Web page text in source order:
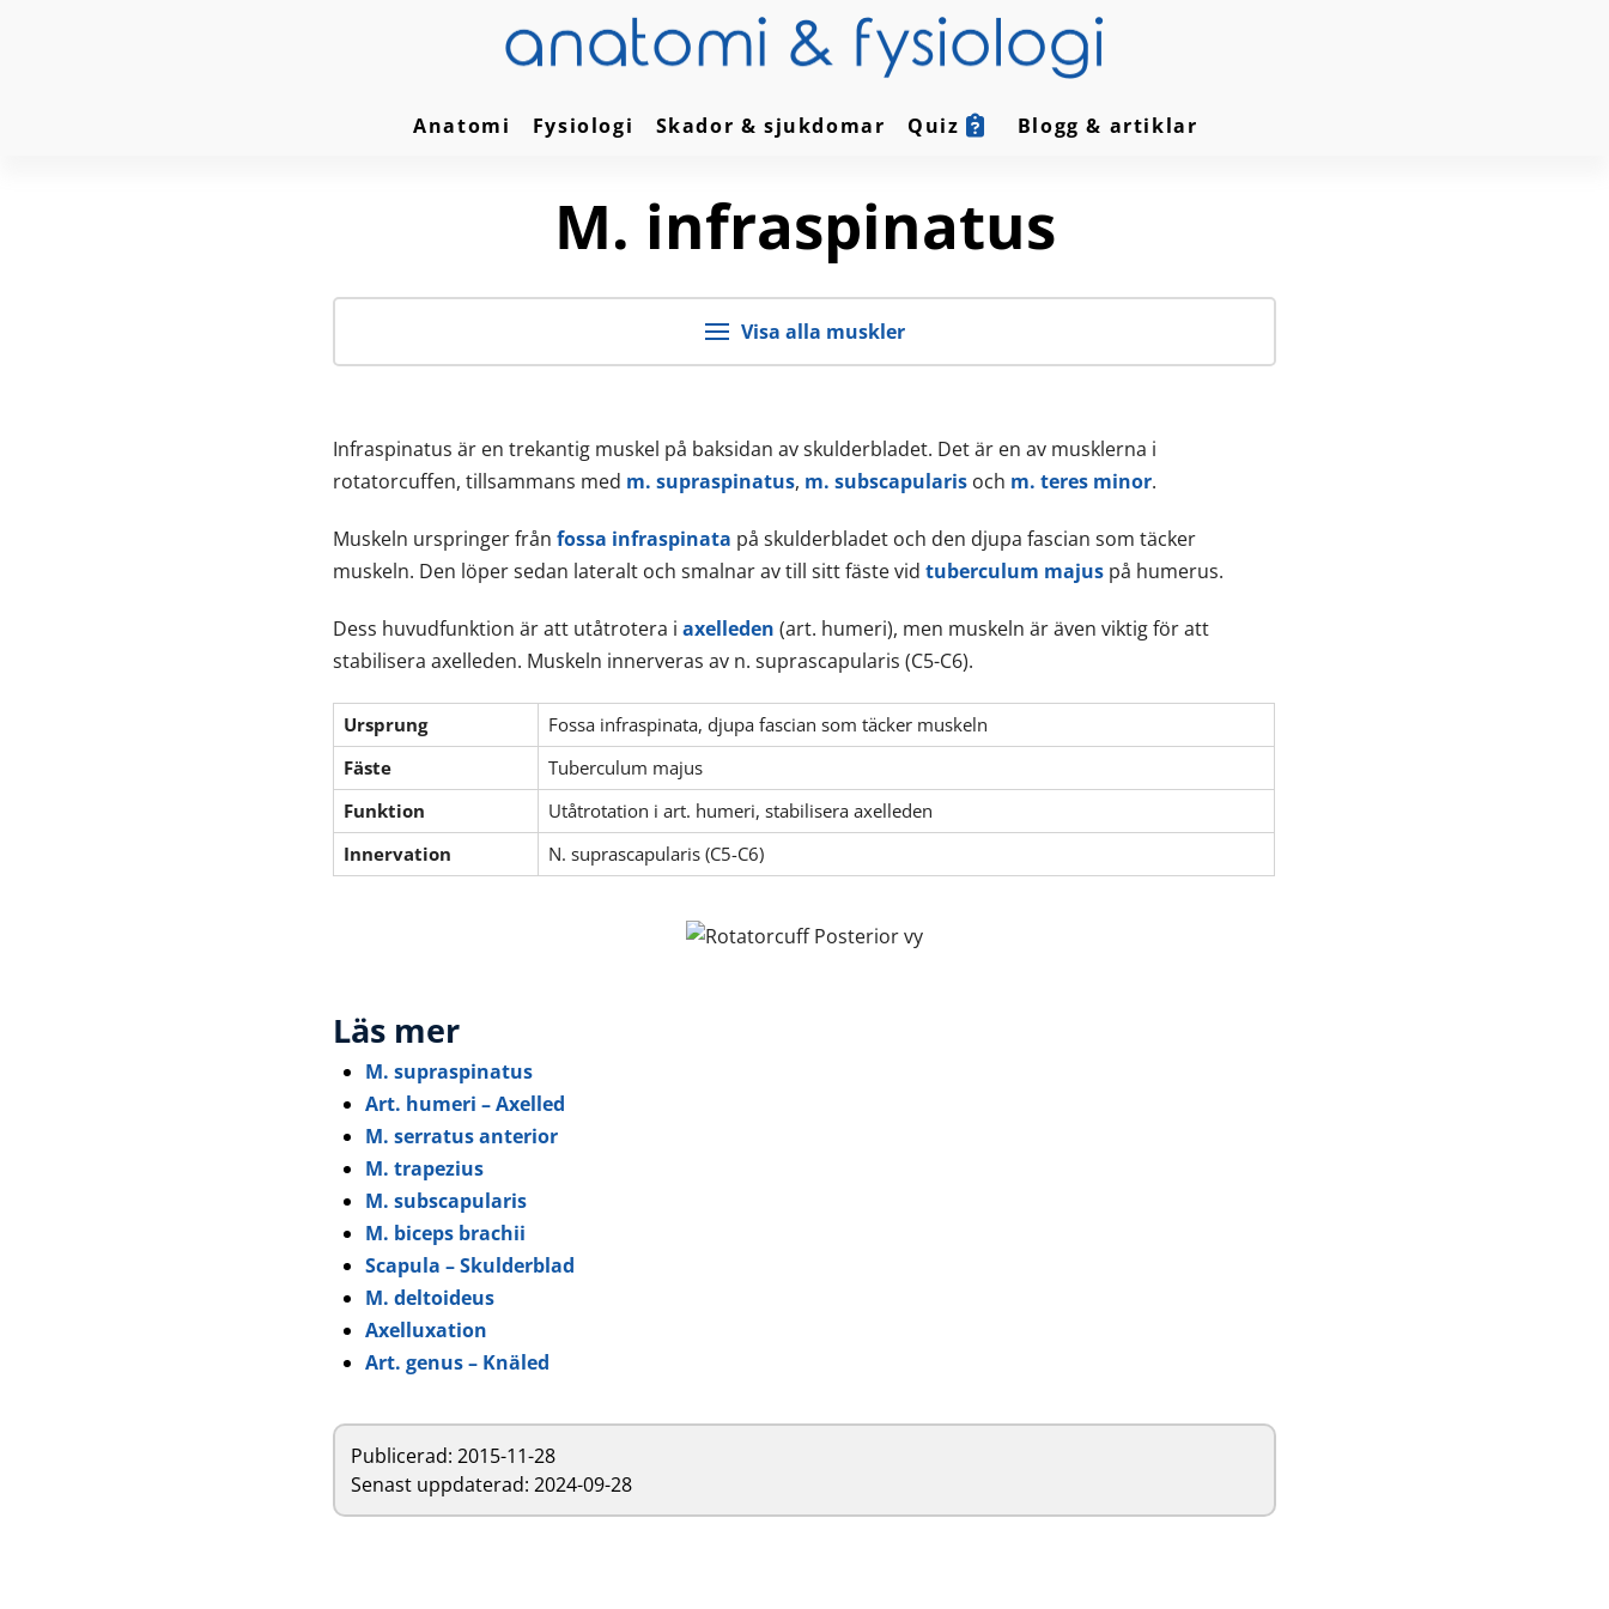
Anatomi Fysiologi Skador & sjukdomar Quiz Blogg & artiklar
M. infraspinatus
Visa alla muskler
Infraspinatus är en trekantig muskel på baksidan av skulderbladet. Det är en av musklerna i
rotatorcuffen, tillsammans med m. supraspinatus, m. subscapularis och m. teres minor.
Muskeln urspringer frånfossa infraspinata på skulderbladet och den djupa fascian som täcker
muskeln. Den löper sedan lateralt och smalnar av till sitt fäste vidtuberculum majus på humerus.
Dess huvudfunktion är att utåtrotera iaxelleden (art. humeri), men muskeln är även viktig för att
stabilisera axelleden. Muskeln innerveras av n. suprascapularis (C5-C6).
Ursprung
Fossa infraspinata, djupa fascian som täcker muskeln
Fäste
Tuberculum majus
Funktion
Utåtrotation i art. humeri, stabilisera axelleden
Innervation
N. suprascapularis (C5-C6)
Läs mer
M. supraspinatus
Art. humeri – Axelled
M. serratus anterior
M. trapezius
M. subscapularis
M. biceps brachii
Scapula – Skulderblad
M. deltoideus
Axelluxation
Art. genus – Knäled
Publicerad:2015-11-28
Senast uppdaterad: 2024-09-28